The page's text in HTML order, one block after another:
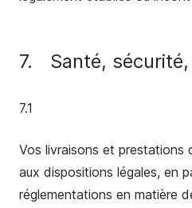
7. Santé,
7.1
Vos livraisons et prestations
aux dispositions légales, en
réglementations en matière